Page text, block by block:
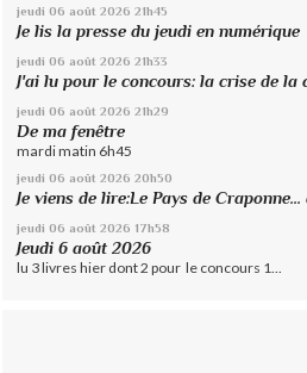
jeudi 06 août 2026 21h45
Je lis la presse du jeudi en numérique
jeudi 06 août 2026 21h33
J'ai lu pour le concours: la crise de la
jeudi 06 août 2026 21h29
De ma fenêtre
mardi matin 6h45
jeudi 06 août 2026 20h50
Je viens de lire:Le Pays de
jeudi 06 août 2026 17h58
Jeudi 6 août 2026
lu 3 livres hier dont 2 pour le concours 1...